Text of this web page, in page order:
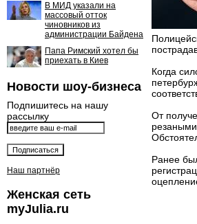
В МИД указали на
массовый отток
чиновников из
администрации Байдена
Папа Римский хотел бы
приехать в Киев
Новости шоу-бизнеса
Подпишитесь на нашу
рассылку
Наш партнёр
Женская сеть
myJulia.ru
Когда
От
Ранее